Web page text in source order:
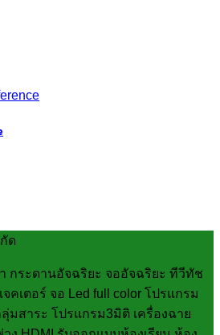
ด
กระดานอัจฉริยะ จออัจฉริยะ ทีวีทัช
คเตอร์ จอ Led full color โปรแกรม
มสาระ โปรแกรม3มิติ เครื่องฉาย